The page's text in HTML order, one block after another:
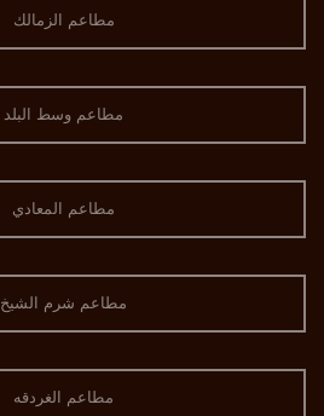
مطاعم الزمالك
مطاعم وسط البلد
مطاعم المعادي
مطاعم شرم الشيخ
مطاعم الغردقه